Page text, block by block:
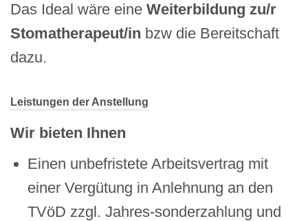
Das Ideal wäre eine Weiterbildung zu/r
Stomatherapeut/in bzw die Bereitschaft
dazu.
Leistungen der Anstellung
Wir bieten Ihnen
Einen unbefristete Arbeitsvertrag mit
einer Vergütung in Anlehnung an den
TVöD zzgl. Jahres-sonderzahlung und